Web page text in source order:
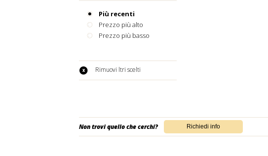
Più recenti
Prezzo più alto
Prezzo più basso
Rimuovi filtri scelti
Non trovi quello che cerchi?